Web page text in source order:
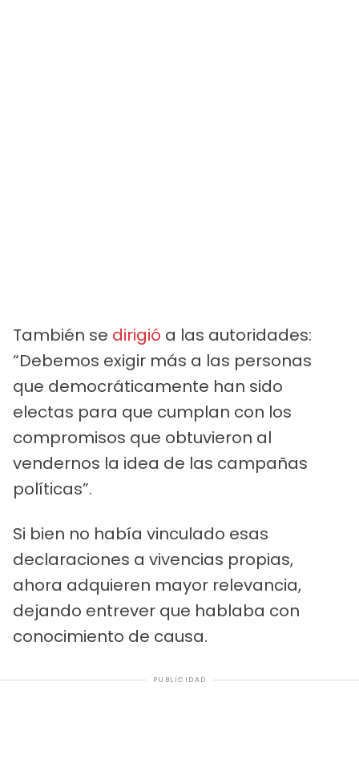
También se dirigió a las autoridades:
“Debemos exigir más a las personas
que democráticamente han sido
electas para que cumplan con los
compromisos que obtuvieron al
vendernos la idea de las campañas
políticas”.
Si bien no había vinculado esas
declaraciones a vivencias propias,
ahora adquieren mayor relevancia,
dejando entrever que hablaba con
conocimiento de causa.
PUBLICIDAD